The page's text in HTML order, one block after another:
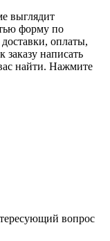
выглядит
форму по
оплаты,
написать
найти. Нажмите
вопрос